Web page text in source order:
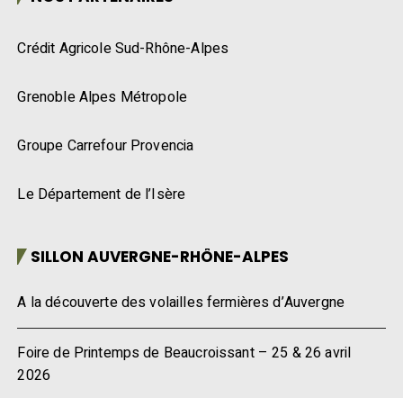
Crédit Agricole Sud-Rhône-Alpes
Grenoble Alpes Métropole
Groupe Carrefour Provencia
Le Département de l’Isère
SILLON AUVERGNE-RHÔNE-ALPES
A la découverte des volailles fermières d’Auvergne
Foire de Printemps de Beaucroissant – 25 & 26 avril
2026